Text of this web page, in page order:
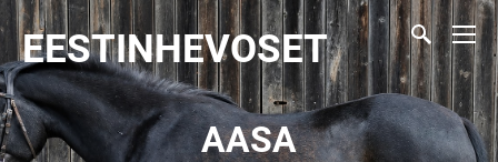
EESTINHEVOSET
AASA